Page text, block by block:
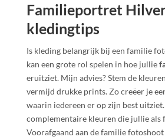
Familieportret
kledingtips
Is kleding belangrijk bij een familie
kan een grote rol spelen in hoe jullie
eruitziet. Mijn advies? Stem de
vermijd drukke prints. Zo creëer je
waarin iedereen er op zijn best
complementaire kleuren die jullie als
Voorafgaand aan de familie